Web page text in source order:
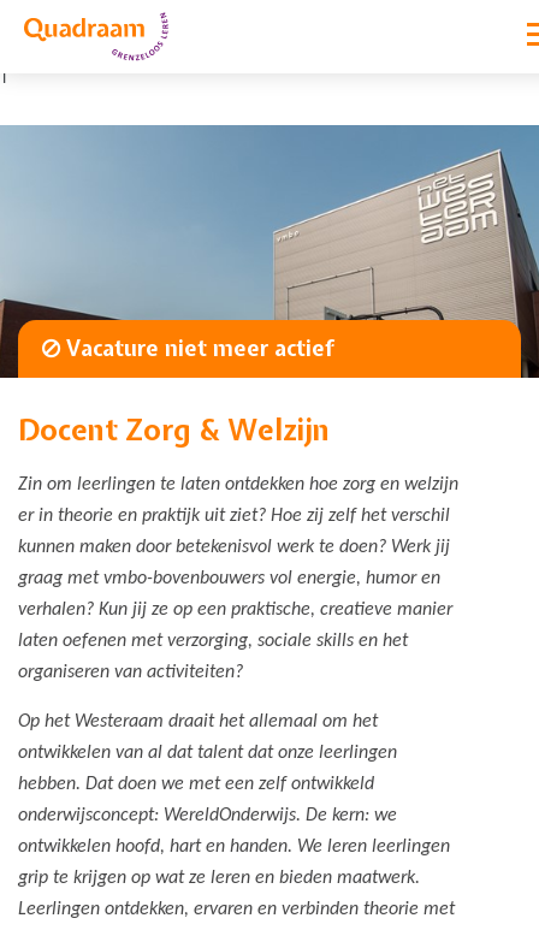
|
Vacature niet meer actief
Docent Zorg & Welzijn
Zin om leerlingen te laten ontdekken hoe zorg en welzijn
er in theorie en praktijk uit ziet? Hoe zij zelf het verschil
kunnen maken door betekenisvol werk te doen? Werk jij
graag met vmbo-bovenbouwers vol energie, humor en
verhalen? Kun jij ze op een praktische, creatieve manier
laten oefenen met verzorging, sociale skills en het
organiseren van activiteiten?
Op het Westeraam draait het allemaal om het
ontwikkelen van al dat talent dat onze leerlingen
hebben. Dat doen we met een zelf ontwikkeld
onderwijsconcept: WereldOnderwijs. De kern: we
ontwikkelen hoofd, hart en handen. We leren leerlingen
grip te krijgen op wat ze leren en bieden maatwerk.
Leerlingen ontdekken, ervaren en verbinden theorie met